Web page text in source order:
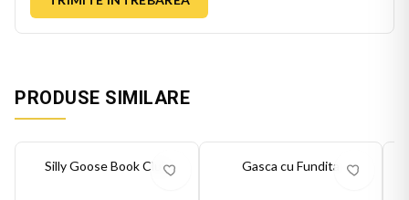
PRODUSE SIMILARE
Silly Goose Book Club Gasca cu Fundita